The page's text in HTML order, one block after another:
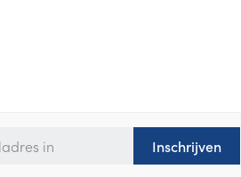
Inschrijven